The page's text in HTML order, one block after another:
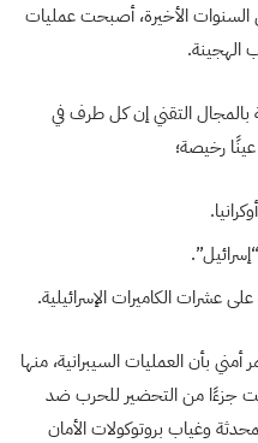
السنوات الأخيرة، أصبحت عمليات
الهجينة.
بالمجال التقني إن كل طرف في
رخيصة؛
عشرات الكاميرات الإسرائيلية.
أمني بأن العمليات السيبرانية، منها
جزءًا من التحضير للحرب ضد
وغياب بروتوكولات الأمان